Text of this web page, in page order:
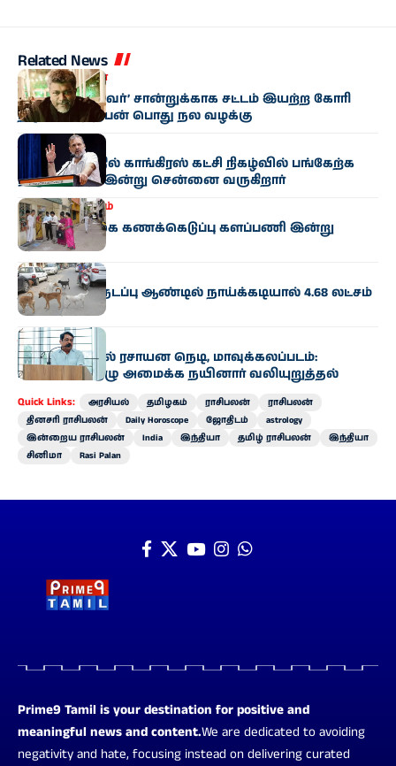
Related News
தமிழகம்சினிமா
‘சாதி, மதமற்றவர்’ சான்றுக்காக சட்டம் இயற்ற கோரி
நடிகர் பார்த்திபன் பொது நல வழக்கு
தமிழகம்
மாமல்லபுரத்தில் காங்கிரஸ் கட்சி நிகழ்வில் பங்கேற்க
ராகுல் காந்தி இன்று சென்னை வருகிறார்
இந்தியாதமிழகம்
மக்கள்தொகை கணக்கெடுப்பு களப்பணி இன்று
தொடக்கம்
தமிழகம்
தமிழகத்தில் நடப்பு ஆண்டில் நாய்க்கடியால் 4.68 லட்சம்
பேர் பாதிப்பு
தமிழகம்
ஆவின் பாலில் ரசாயன நெடி, மாவுக்கலப்படம்:
உயர்மட்டக் குழு அமைக்க நயினார் வலியுறுத்தல்
Quick Links: அரசியல் தமிழகம் ராசிபலன்
ராசிபலன்
தினசரி ராசிபலன்
Daily Horoscope ஜோதிடம்
astrology
இன்றைய ராசிபலன்
India இந்தியா தமிழ் ராசிபலன்
இந்தியா
சினிமா
Rasi Palan
Prime9 Tamil is your destination for positive and
meaningful news and content.We are dedicated to avoiding
negativity and hate, focusing instead on delivering curated